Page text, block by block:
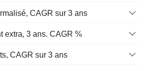
CAGR sur 3 ans
extra, 3 ans. CAGR %
CAGR sur 3 ans